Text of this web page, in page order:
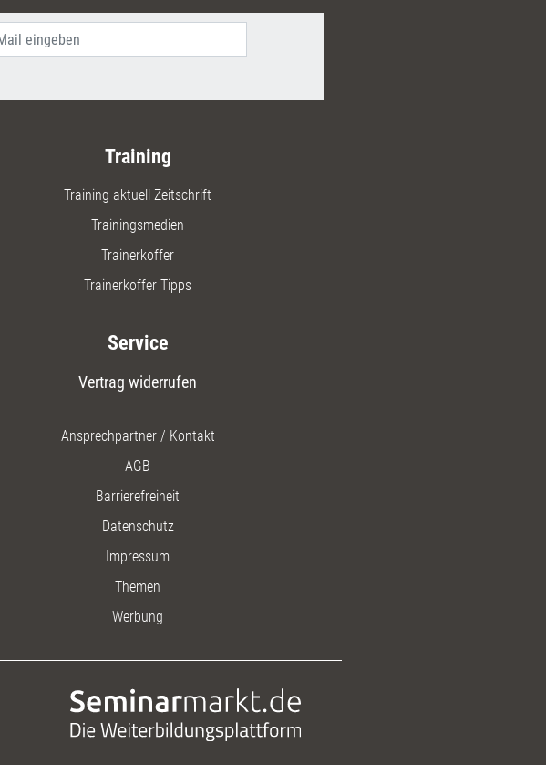
Training
Training aktuell Zeitschrift
Trainingsmedien
Trainerkoffer
Trainerkoffer Tipps
Service
Vertrag widerrufen
Ansprechpartner / Kontakt
AGB
Barrierefreiheit
Datenschutz
Impressum
Themen
Werbung